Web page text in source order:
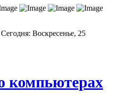
Воскресенье, 25